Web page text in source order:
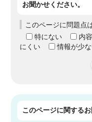
お聞かせください。
このページに問題点
特にない
内
にくい
情報が少
このページに関する